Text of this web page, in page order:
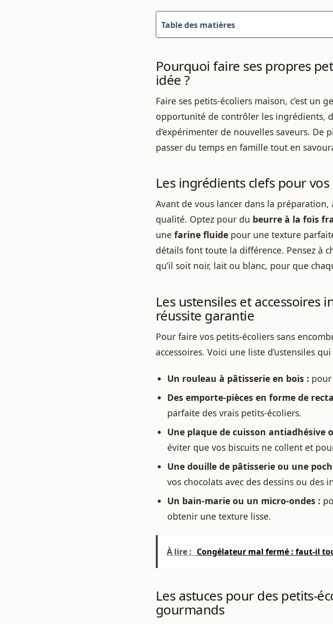
Table des matières
Pourquoi faire ses propres
idée ?
Faire ses petits-écoliers maison, c’est un
opportunité de contrôler les ingrédients,
d’expérimenter de nouvelles saveurs. De
passer du temps en famille tout en
Les ingrédients clefs pour
Avant de vous lancer dans la préparation,
qualité. Optez pour du beurre à la fois
une farine fluide pour une texture
détails font toute la différence. Pensez à
qu’il soit noir, lait ou blanc, pour que
Les ustensiles et accessoires
réussite garantie
Pour faire vos petits-écoliers sans
accessoires. Voici une liste d’ustensiles
Un rouleau à pâtisserie en bois :
Des emporte-pièces en forme de
parfaite des vrais petits-écoliers.
Une plaque de cuisson antiadhésive
éviter que vos biscuits ne collent et
Une douille de pâtisserie ou une
vos chocolats avec des dessins ou des
Un bain-marie ou un micro-ondes :
obtenir une texture lisse.
À lire : Congélateur mal fermé : faut-il
Les astuces pour des petits-
gourmands